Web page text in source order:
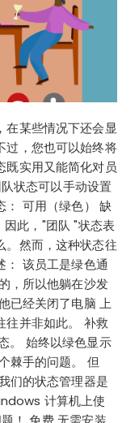
在某些情况下还会显
过，您也可以始终将
既实用又能简化对员
状态可以手动设置
： 可用（绿色） 缺
此，"团队 "状态表
。然而，这种状态往
： 该员工是绿色通
，所以他躺在沙发
已经关闭了电脑 上
往并非如此。 补救
。 始终以绿色显示
棘手的问题。 但
们的状态管理器是
计算机上使